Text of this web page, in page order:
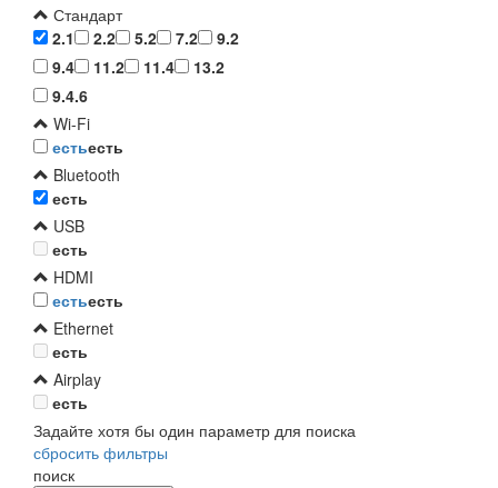
Стандарт
2.1
2.2 5.2 7.2
9.2
9.4
11.2 11.4
13.2
9.4.6
Wi-Fi
естьесть
Bluetooth
есть
USB
есть
HDMI
естьесть
Ethernet
есть
Airplay
есть
Задайте хотя бы один параметр для поиска
сбросить фильтры
поиск